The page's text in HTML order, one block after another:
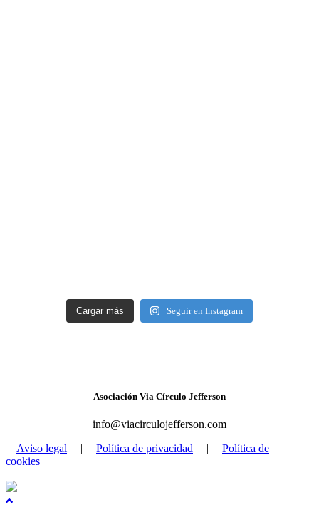
Cargar más Seguir en Instagram
Asociación Via Círculo Jefferson
info@viacirculojefferson.com
Aviso legal
| Política de privacidad |
Política de
cookies